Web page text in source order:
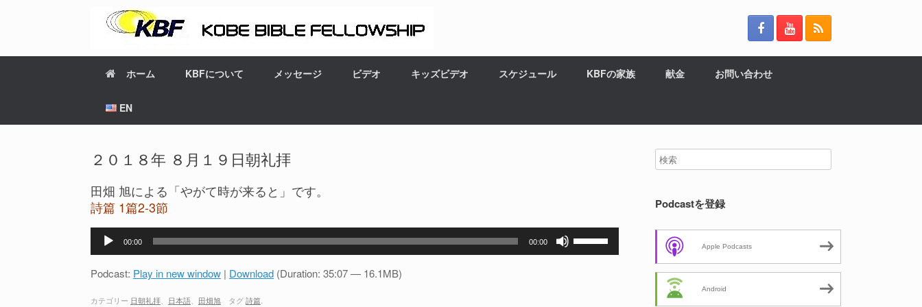
ホーム KBFについて メッセージ ビデオ キッズビデオ スケジュール KBFの家族 献金 お問い合わせ
EN
２０１８年 ８月１９日朝礼拝
田畑 旭による「やがて時が来ると」です。
詩篇 1篇2-3節
プ
ー
00:00 00:00
Podcast: Play in new window | Download (Duration: 35:07 — 16.1MB)
カテゴリー 日朝礼拝 日本語 田畑旭 タグ詩篇
Podcastを登録
Apple Podcasts
Android